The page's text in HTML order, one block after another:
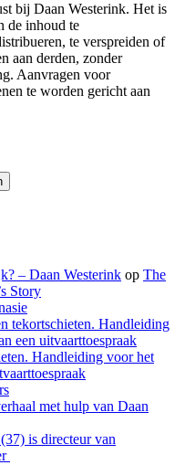
bij Daan Westerink. Het is
de inhoud te
te verspreiden of
aan derden, zonder
Aanvragen voor
te worden gericht aan
– Daan Westerink op The
Story
tekortschieten. Handleiding
een uitvaarttoespraak
Handleiding voor het
met hulp van Daan
is directeur van